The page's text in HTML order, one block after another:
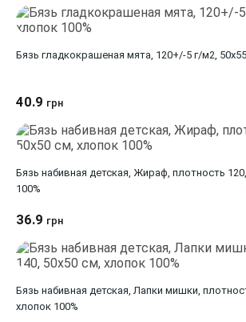
Бязь гладкокрашеная мята, 120+/-5 г/м2,
40.9 грн
Бязь набивная детская, Жираф, плотность
100%
36.9 грн
Бязь набивная детская, Лапки мишки,
хлопок 100%